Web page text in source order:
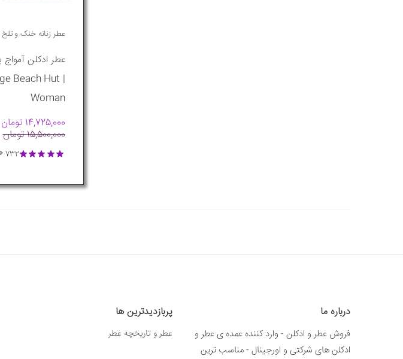
عطر زنانه خنک و تلخ
عطر ادکلن آمواج
Beach Hut
Woman
14,725,000 تومان
15,500,000 تومان
732
درباره ما
فروش عطر و ادکلن - وارد کننده عمده ی عطر و
ادکلن های شرکتی و اورجینال - مناسب ترین
پربازدیدترین ها
عطر و تاریخچه عطر